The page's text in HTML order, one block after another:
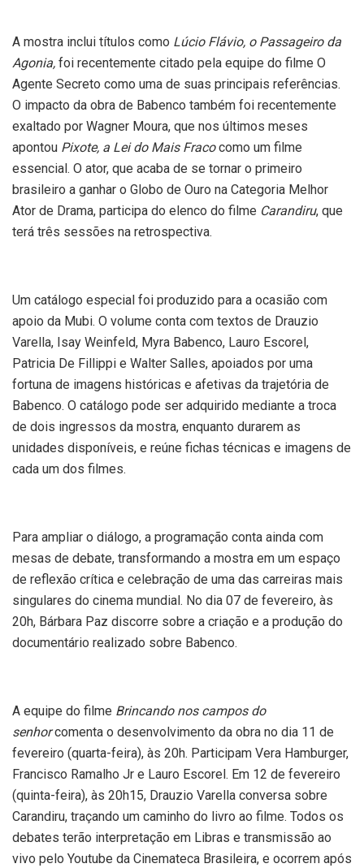
A mostra inclui títulos como Lúcio Flávio, o Passageiro da
Agonia, foi recentemente citado pela equipe do filme O
Agente Secreto como uma de suas principais referências.
O impacto da obra de Babenco também foi recentemente
exaltado por Wagner Moura, que nos últimos meses
apontou Pixote, a Lei do Mais Fracocomo um filme
essencial. O ator, que acaba de se tornar o primeiro
brasileiro a ganhar o Globo de Ouro na Categoria Melhor
Ator de Drama, participa do elenco do filme Carandiru, que
terá três sessões na retrospectiva.
Um catálogo especial foi produzido para a ocasião com
apoio da Mubi. O volume conta com textos de Drauzio
Varella, Isay Weinfeld, Myra Babenco, Lauro Escorel,
Patricia De Fillippi e Walter Salles, apoiados por uma
fortuna de imagens históricas e afetivas da trajetória de
Babenco. O catálogo pode ser adquirido mediante a troca
de dois ingressos da mostra, enquanto durarem as
unidades disponíveis, e reúne fichas técnicas e imagens de
cada um dos filmes.
Para ampliar o diálogo, a programação conta ainda com
mesas de debate, transformando a mostra em um espaço
de reflexão crítica e celebração de uma das carreiras mais
singulares do cinema mundial. No dia 07 de fevereiro, às
20h, Bárbara Paz discorre sobre a criação e a produção do
documentário realizado sobre Babenco.
A equipe do filme Brincando nos campos do
senhorcomenta o desenvolvimento da obra no dia 11 de
fevereiro (quarta-feira), às 20h. Participam Vera Hamburger,
Francisco Ramalho Jr e Lauro Escorel. Em 12 de fevereiro
(quinta-feira), às 20h15, Drauzio Varella conversa sobre
Carandiru, traçando um caminho do livro ao filme. Todos os
debates terão interpretação em Libras e transmissão ao
vivo pelo Youtube da Cinemateca Brasileira, e ocorrem após